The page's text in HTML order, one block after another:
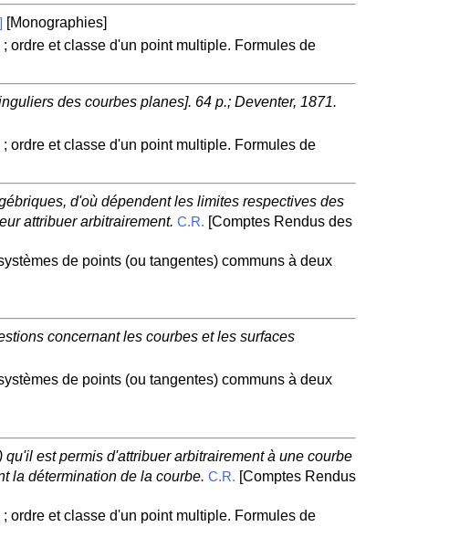
[Monographies]
ordre et classe d'un point multiple. Formules de
des courbes planes]. 64 p.; Deventer, 1871.
ordre et classe d'un point multiple. Formules de
d'où dépendent les limites respectives des
attribuer arbitrairement. C.R. [Comptes Rendus des
de points (ou tangentes) communs à deux
concernant les courbes et les surfaces
de points (ou tangentes) communs à deux
est permis d'attribuer arbitrairement à une courbe
la détermination de la courbe. C.R. [Comptes Rendus
ordre et classe d'un point multiple. Formules de